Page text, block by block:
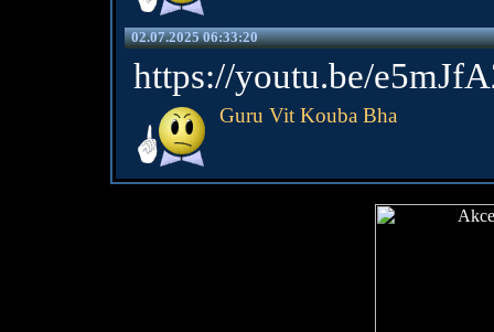
02.07.2025 06:33:20
https://youtu.be/
Guru Vit Kouba Bha